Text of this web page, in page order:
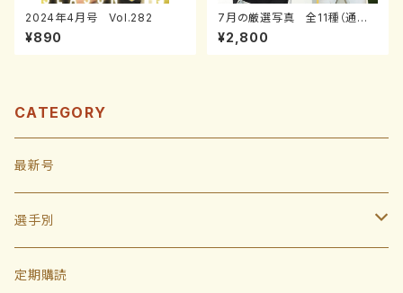
2024年4月号 Vol.282
¥890
7月の厳選写真 全11種（通常
サイズ）
¥2,800
CATEGORY
最新号
選手別
投手
定期購読